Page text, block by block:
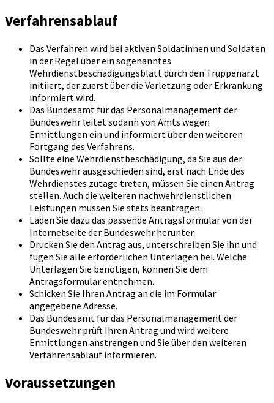
Verfahrensablauf
Das Verfahren wird bei aktiven Soldatinnen und Soldaten
in der Regel über ein sogenanntes
Wehrdienstbeschädigungsblatt durch den Truppenarzt
initiiert, der zuerst über die Verletzung oder Erkrankung
informiert wird.
Das Bundesamt für das Personalmanagement der
Bundeswehr leitet sodann von Amts wegen
Ermittlungen ein und informiert über den weiteren
Fortgang des Verfahrens.
Sollte eine Wehrdienstbeschädigung, da Sie aus der
Bundeswehr ausgeschieden sind, erst nach Ende des
Wehrdienstes zutage treten, müssen Sie einen Antrag
stellen. Auch die weiteren nachwehrdienstlichen
Leistungen müssen Sie stets beantragen.
Laden Sie dazu das passende Antragsformular von der
Internetseite der Bundeswehr herunter.
Drucken Sie den Antrag aus, unterschreiben Sie ihn und
fügen Sie alle erforderlichen Unterlagen bei. Welche
Unterlagen Sie benötigen, können Sie dem
Antragsformular entnehmen.
Schicken Sie Ihren Antrag an die im Formular
angegebene Adresse.
Das Bundesamt für das Personalmanagement der
Bundeswehr prüft Ihren Antrag und wird weitere
Ermittlungen anstrengen und Sie über den weiteren
Verfahrensablauf informieren.
Voraussetzungen